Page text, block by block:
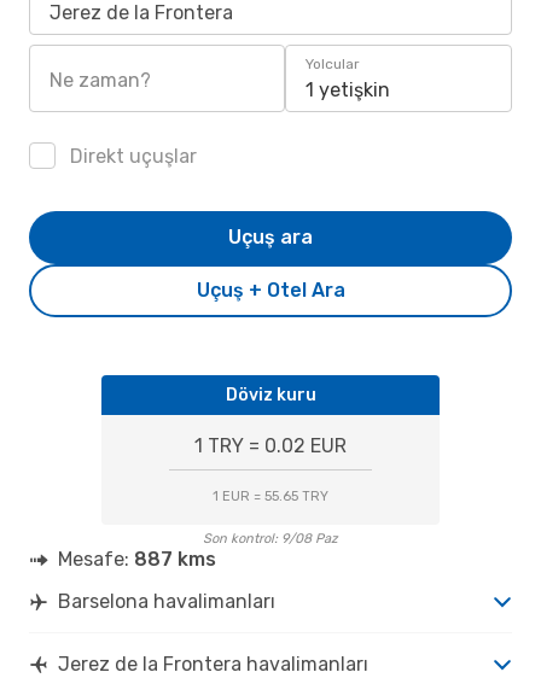
Jerez de la Frontera
Ne zaman?
Yolcular
1 yetişkin
Direkt uçuşlar
Uçuş + Otel Ara
Uçuş ara
Döviz kuru
1 TRY = 0.02 EUR
1 EUR = 55.65 TRY
Son kontrol: 9/08 Paz
Mesafe: 887 kms
Barselona havalimanları
Jerez de la Frontera havalimanları